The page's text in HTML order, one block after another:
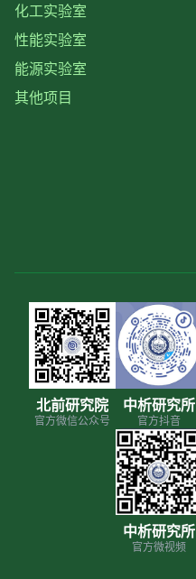
化工实验室
性能实验室
能源实验室
其他项目
北前研究院
官方微信公众号
中析研究所
官方抖音
中析研究所
官方微视频